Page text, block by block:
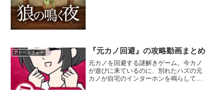
アドベンチャー 『元カノ回避』の攻略動画まとめ
元カノを回避する謎解きゲーム。今カノ
が遊びに来ているのに、別れたハズの元
カノが自宅のインターホンを鳴らしてい